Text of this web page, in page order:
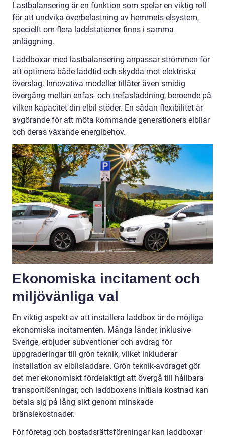
Lastbalansering är en funktion som spelar en viktig roll
för att undvika överbelastning av hemmets elsystem,
speciellt om flera laddstationer finns i samma
anläggning.
Laddboxar med lastbalansering anpassar strömmen för
att optimera både laddtid och skydda mot elektriska
överslag. Innovativa modeller tillåter även smidig
övergång mellan enfas- och trefasladdning, beroende på
vilken kapacitet din elbil stöder. En sådan flexibilitet är
avgörande för att möta kommande generationers elbilar
och deras växande energibehov.
Ekonomiska incitament och
miljövänliga val
En viktig aspekt av att installera laddbox är de möjliga
ekonomiska incitamenten. Många länder, inklusive
Sverige, erbjuder subventioner och avdrag för
uppgraderingar till grön teknik, vilket inkluderar
installation av elbilsladdare. Grön teknik-avdraget gör
det mer ekonomiskt fördelaktigt att övergå till hållbara
transportlösningar, och laddboxens initiala kostnad kan
betala sig på lång sikt genom minskade
bränslekostnader.
För företag och bostadsrättsföreningar kan laddboxar